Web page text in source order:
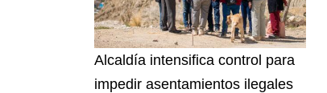
Alcaldía intensifica control para
impedir asentamientos ilegales